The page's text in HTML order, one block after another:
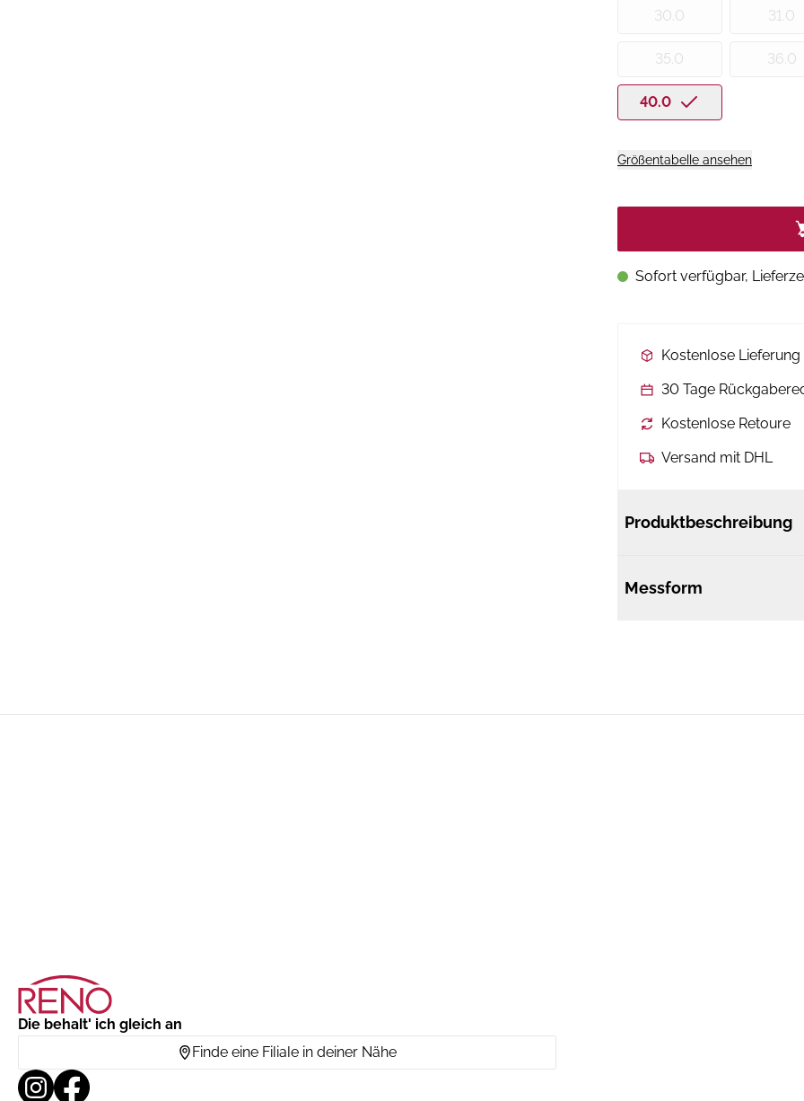
30.0 31.0
35.0 36.0
40.0
Größentabelle ansehen
Sofort verfügbar,
Kostenlose
30 Tage
Kostenlose Retoure
Versand mit DHL
Produktbeschreibung
Messform
Die behalt' ich gleich an
Finde eine Filiale in deiner Nähe